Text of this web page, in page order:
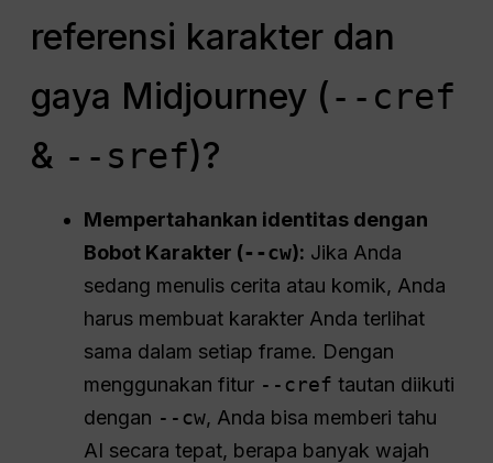
referensi karakter dan
gaya Midjourney (--cref
& --sref)?
Mempertahankan identitas dengan
Bobot Karakter (--cw): Jika Anda
sedang menulis cerita atau komik, Anda
harus membuat karakter Anda terlihat
sama dalam setiap frame. Dengan
menggunakan fitur --cref tautan diikuti
dengan --cw, Anda bisa memberi tahu
AI secara tepat, berapa banyak wajah